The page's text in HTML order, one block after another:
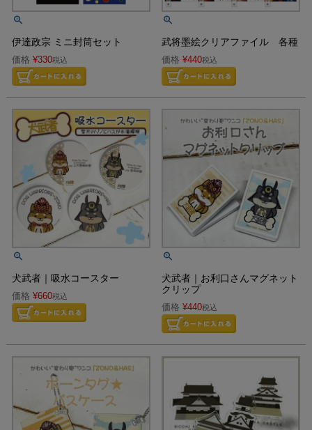
伊達政宗 ミニ封筒セット
価格 ¥330税込
武将墨絵クリアファイル 各種
価格 ¥440税込
犬武者｜吸水コースター
価格 ¥660税込
犬武者｜お利口さんマグネット
クリップ
価格 ¥440税込